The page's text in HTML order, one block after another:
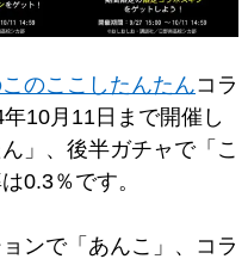
のここしたんたんコラ
10月11日まで開催し
」、後半ガチャで「こ
0.3％です。
ンで「あんこ」、コラ